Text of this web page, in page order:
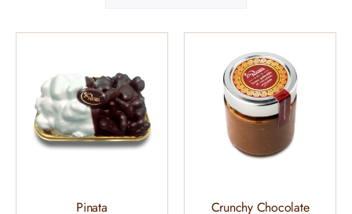
Pinata
Crunchy Chocolate